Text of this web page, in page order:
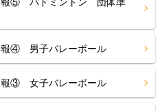
④ 男子バレーボール
③ 女子バレーボール